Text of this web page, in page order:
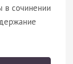
в сочинении